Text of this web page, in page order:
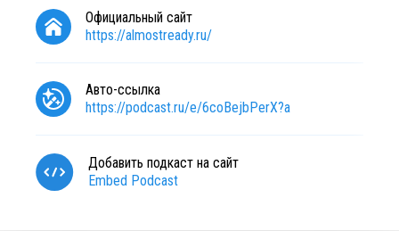
Официальный сайт
https://almostready.ru/
Авто-ссылка
https://podcast.ru/e/6coBejbPerX?a
Добавить подкаст на сайт
Embed Podcast